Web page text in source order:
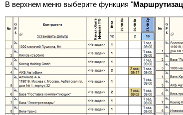
В верхнем меню выберите функция "